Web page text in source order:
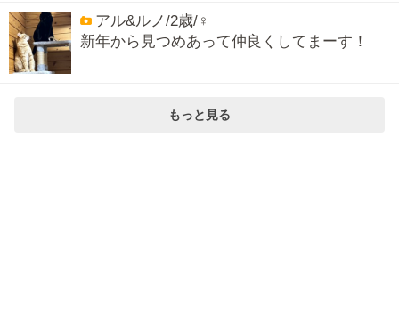
アル&ルノ/2歳/♀
新年から見つめあって仲良くしてまーす！
もっと見る